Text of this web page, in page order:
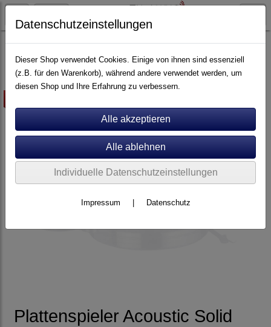
Plattenspieler Acoustic Solid
Plattenspieler Acoustic Solid
Datenschutzeinstellungen
Dieser Shop verwendet Cookies. Einige von ihnen sind essenziell
(z.B. für den Warenkorb), während andere verwendet werden, um
diesen Shop und Ihre Erfahrung zu verbessern.
Individuelle Datenschutzeinstellungen
Impressum Datenschutz